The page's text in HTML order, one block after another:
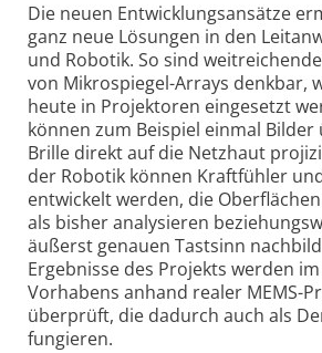
Die neuen Entwicklungsansätze
ganz neue Lösungen in den
und Robotik. So sind
von Mikrospiegel-Arrays denkbar,
heute in Projektoren eingesetzt
können zum Beispiel einmal
Brille direkt auf die Netzhaut
der Robotik können Kraftfühler
entwickelt werden, die
als bisher analysieren
äußerst genauen Tastsinn
Ergebnisse des Projekts werden
Vorhabens anhand realer MEMS-
überprüft, die dadurch auch als
fungieren.